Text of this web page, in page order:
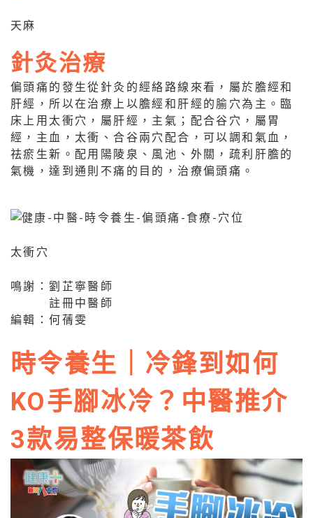
天麻
針灸治療
偏頭痛的發生從針灸的經絡路線來看，屬於膽經和
肝經，所以在治療上以膽經和肝經的腧穴為主。臨
床上用太衝穴，屬肝經，主氣；配合谷穴，屬胃
經，主血，太衝、合谷兩穴配合，可以調和氣血，
祛瘀生新。配用陽陵泉、風池、外關，疏利肝膽的
氣機，達到通則不痛的目的，治療偏頭痛。
太衝穴
鳴謝：劉芷寧醫師
註冊中醫師
編輯：何蒨雯
時令養生｜冷鋒到如何
KO手腳冰冷？中醫推介
3款易整保暖茶飲